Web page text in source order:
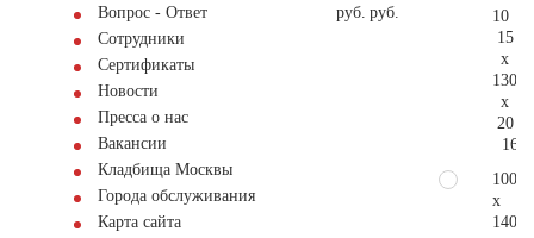
Вопрос - Ответ
Сотрудники
Сертификаты
Новости
Пресса о нас
Вакансии
Кладбища Москвы
Города обслуживания
Карта сайта
руб. руб.
10
15
x
130
x
20
100
x
140